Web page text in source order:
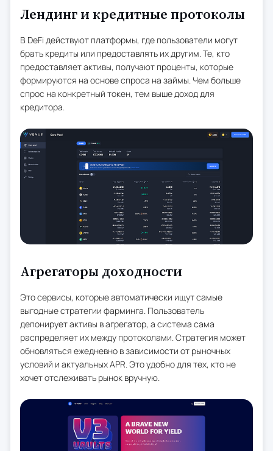
Лендинг и кредитные протоколы
В DeFi действуют платформы, где пользователи могут
брать кредиты или предоставлять их другим. Те, кто
предоставляет активы, получают проценты, которые
формируются на основе спроса на займы. Чем больше
спрос на конкретный токен, тем выше доход для
кредитора.
Агрегаторы доходности
Это сервисы, которые автоматически ищут самые
выгодные стратегии фарминга. Пользователь
депонирует активы в агрегатор, а система сама
распределяет их между протоколами. Стратегия может
обновляться ежедневно в зависимости от рыночных
условий и актуальных APR. Это удобно для тех, кто не
хочет отслеживать рынок вручную.